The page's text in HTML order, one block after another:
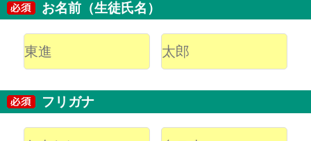
お名前（生徒氏名）
フリガナ